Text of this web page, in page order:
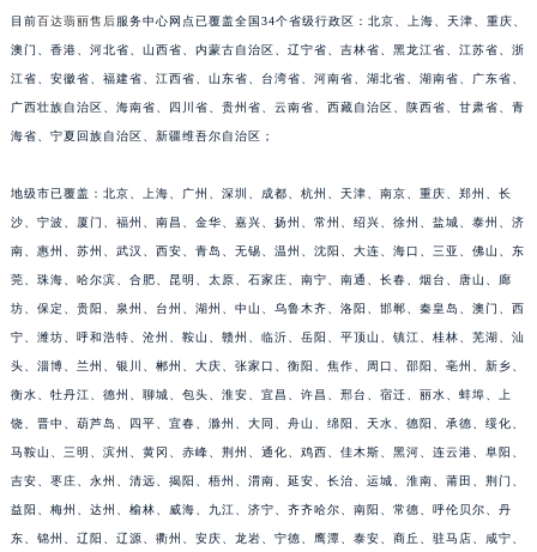
目前 百达翡丽售后服务中心网点已覆盖全国34个省级行政区：北京、上海、天津、重庆、
澳门、香港、河北省、山西省、内蒙古自治区、辽宁省、吉林省、黑龙江省、江苏省、浙
江省、安徽省、福建省、江西省、山东省、台湾省、河南省、湖北省、湖南省、广东省、
广西壮族自治区、海南省、四川省、贵州省、云南省、西藏自治区、陕西省、甘肃省、青
海省、宁夏回族自治区、新疆维吾尔自治区；
地级市已覆盖：北京、上海、广州、深圳、成都、杭州、天津、南京、重庆、郑州、长
沙、宁波、厦门、福州、南昌、金华、嘉兴、扬州、常州、绍兴、徐州、盐城、泰州、济
南、惠州、苏州、武汉、西安、青岛、无锡、温州、沈阳、大连、海口、三亚、佛山、东
莞、珠海、哈尔滨、合肥、昆明、太原、石家庄、南宁、南通、长春、烟台、唐山、廊
坊、保定、贵阳、泉州、台州、湖州、中山、乌鲁木齐、洛阳、邯郸、秦皇岛、澳门、西
宁、潍坊、呼和浩特、沧州、鞍山、赣州、临沂、岳阳、平顶山、镇江、桂林、芜湖、汕
头、淄博、兰州、银川、郴州、大庆、张家口、衡阳、焦作、周口、邵阳、亳州、新乡、
衡水、牡丹江、德州、聊城、包头、淮安、宜昌、许昌、邢台、宿迁、丽水、蚌埠、上
饶、晋中、葫芦岛、四平、宜春、滁州、大同、舟山、绵阳、天水、德阳、承德、绥化、
马鞍山、三明、滨州、黄冈、赤峰、荆州、通化、鸡西、佳木斯、黑河、连云港、阜阳、
吉安、枣庄、永州、清远、揭阳、梧州、渭南、延安、长治、运城、淮南、莆田、荆门、
益阳、梅州、达州、榆林、威海、九江、济宁、齐齐哈尔、南阳、常德、呼伦贝尔、丹
东、锦州、辽阳、辽源、衢州、安庆、龙岩、宁德、鹰潭、泰安、商丘、驻马店、咸宁、